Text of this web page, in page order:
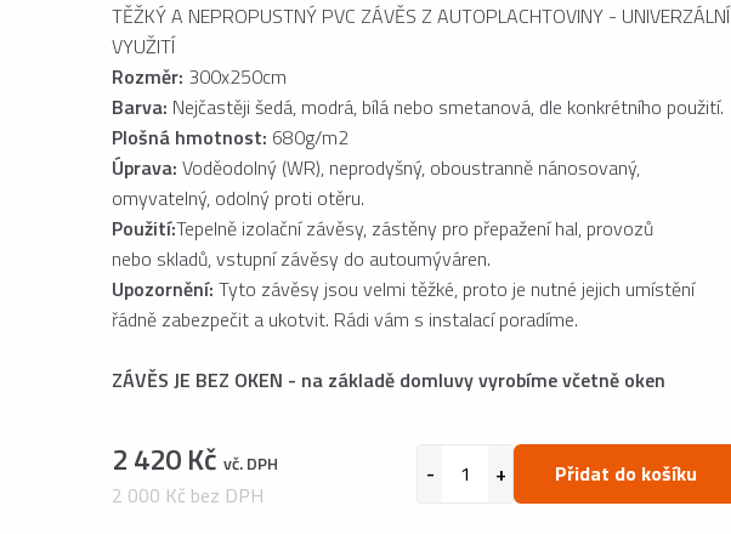
TĚŽKÝ A NEPROPUSTNÝ PVC ZÁVĚS Z AUTOPLACHTOVINY - UNIVERZÁLNÍ
VYUŽITÍ
Rozměr: 300x250cm
Barva: Nejčastěji šedá, modrá, bílá nebo smetanová, dle konkrétního použití.
Plošná hmotnost: 680g/m2
Úprava: Voděodolný (WR), neprodyšný, oboustranně nánosovaný,
omyvatelný, odolný proti otěru.
Použití:Tepelně izolační závěsy, zástěny pro přepažení hal, provozů
nebo skladů, vstupní závěsy do autoumýváren.
Upozornění: Tyto závěsy jsou velmi těžké, proto je nutné jejich umístění
řádně zabezpečit a ukotvit. Rádi vám s instalací poradíme.
ZÁVĚS JE BEZ OKEN - na základě domluvy vyrobíme včetně oken
2 420 Kč vč. DPH
2 000 Kč bez DPH
Přidat do košíku